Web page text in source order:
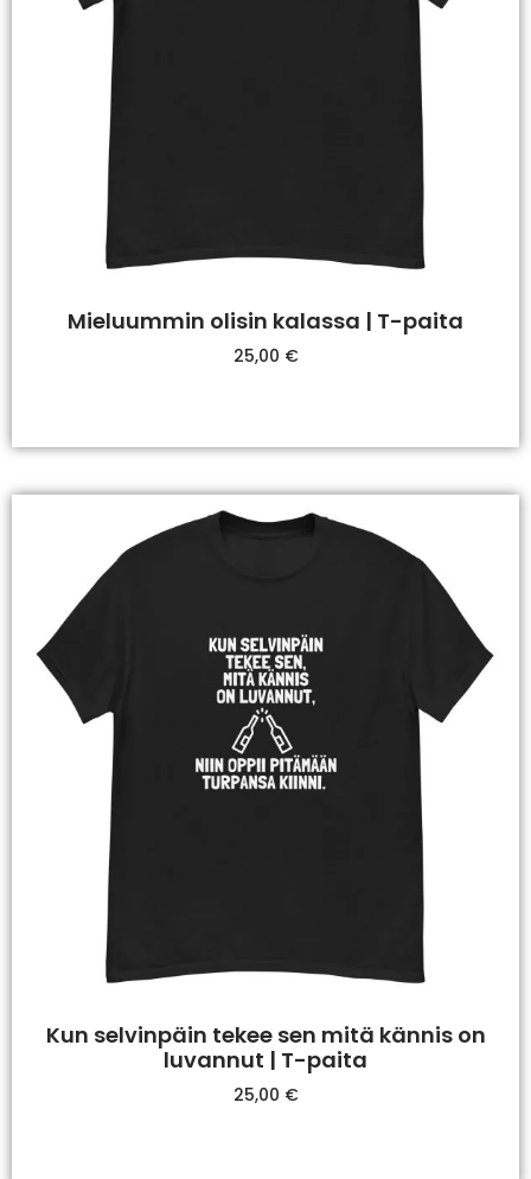
Mieluummin olisin kalassa | T-paita
25,00 €
Kun selvinpäin tekee sen mitä kännis on
luvannut | T-paita
25,00 €